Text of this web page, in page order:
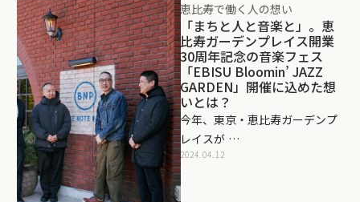
恵比寿で働く人の想い
「まちと人と音楽と」。恵
比寿ガーデンプレイス開業
30周年記念の音楽フェス
「EBISU Bloomin’ JAZZ
GARDEN」開催に込めた想
いとは？
今年、東京・恵比寿ガーデンプ
レイスが …
2024.04.12